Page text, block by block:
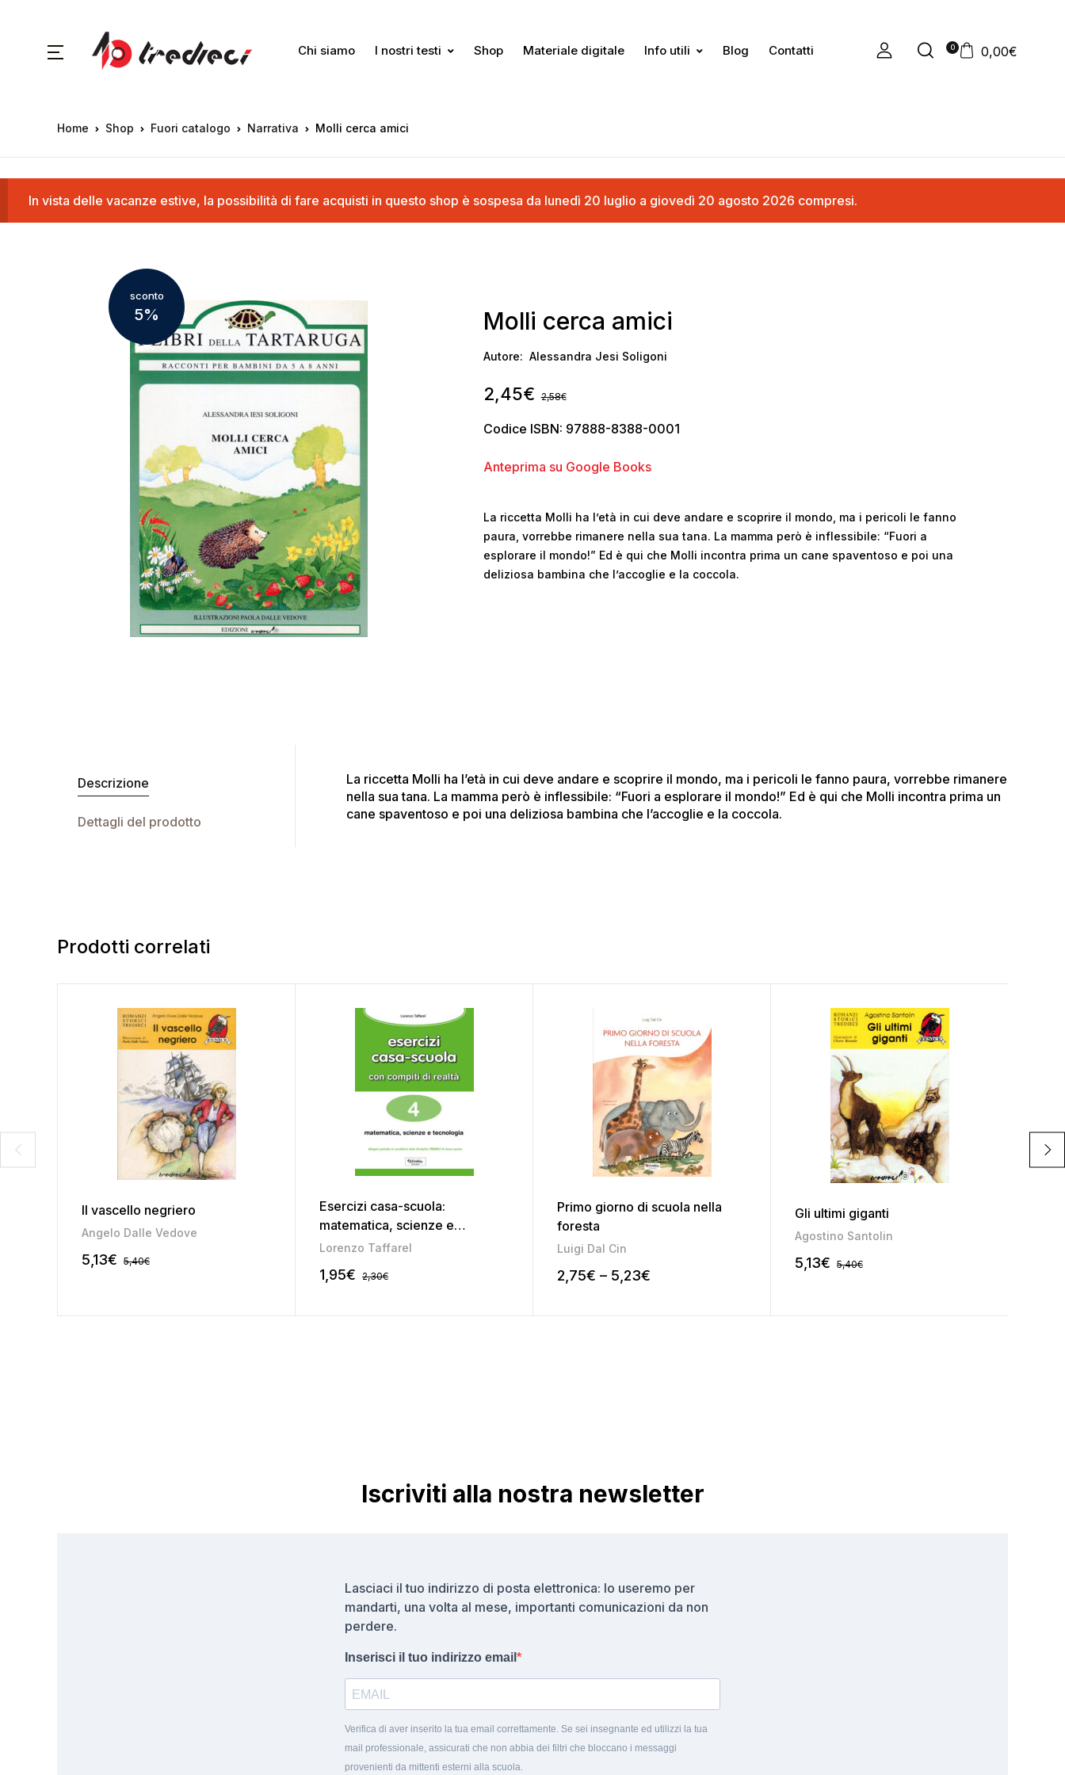
Chi siamo I nostri testi Shop Materiale digitale Info utili Blog Contatti 0 0,00€
Home Shop Fuori catalogo Narrativa Molli cerca amici
In vista delle vacanze estive, la possibilità di fare acquisti in questo shop è sospesa da lunedì 20 luglio a giovedì 20 agosto 2026 compresi.
sconto
5% Molli cerca amici
Autore: Alessandra Jesi Soligoni
2,45€ 2,58€
Codice ISBN: 97888-8388-0001
Anteprima su Google Books
La riccetta Molli ha l’età in cui deve andare e scoprire il mondo, ma i pericoli le fanno
paura, vorrebbe rimanere nella sua tana. La mamma però è inflessibile: “Fuori a
esplorare il mondo!” Ed è qui che Molli incontra prima un cane spaventoso e poi una
deliziosa bambina che l’accoglie e la coccola.
Descrizione
Dettagli del prodotto
La riccetta Molli ha l’età in cui deve andare e scoprire il mondo, ma i pericoli le fanno paura, vorrebbe rimanere
nella sua tana. La mamma però è inflessibile: “Fuori a esplorare il mondo!” Ed è qui che Molli incontra prima un
cane spaventoso e poi una deliziosa bambina che l’accoglie e la coccola.
Prodotti correlati
Il vascello negriero
Angelo Dalle Vedove
5,13€ 5,40€
Esercizi casa-scuola:
matematica, scienze e
tecnologia 4
Lorenzo Taffarel
1,95€ 2,30€
Primo giorno di scuola nella
foresta
Luigi Dal Cin
2,75€ – 5,23€
Gli ultimi giganti
Agostino Santolin
5,13€ 5,40€
Iscriviti alla nostra newsletter
Lasciaci il tuo indirizzo di posta elettronica: lo useremo per
mandarti, una volta al mese, importanti comunicazioni da non
perdere.
Inserisci il tuo indirizzo email
Verifica di aver inserito la tua email correttamente. Se sei insegnante ed utilizzi la tua
mail professionale, assicurati che non abbia dei filtri che bloccano i messaggi
provenienti da mittenti esterni alla scuola.